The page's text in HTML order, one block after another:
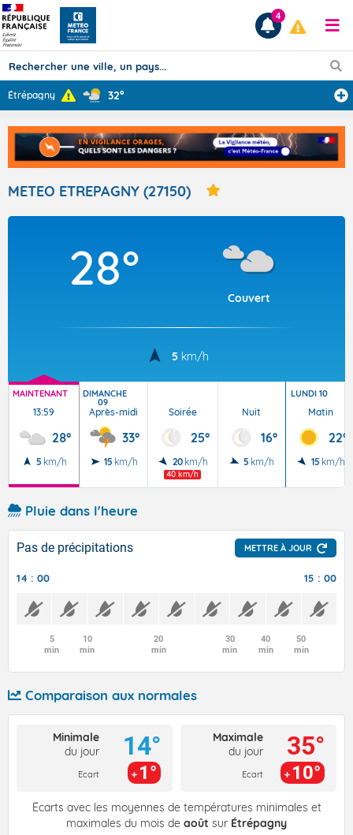
Prévisions
TOUS LES RÉSULTATS
Articles
4
Étrépagny 32°
METEO ETREPAGNY (27150)
28°
Couvert
5 km/h
MAINTENANT
13:59
28°
5 km/h
DIMANCHE
09
Après-midi
33°
15 km/h
Soirée
25°
20 km/h
40 km/h
Nuit
16°
5 km/h
LUNDI 10
Matin
22°
15 km/h
Pluie dans l'heure
Pas de précipitations METTRE À JOUR
14 : 00 15 : 00
5
min
10
min
20
min
30
min
40
min
50
min
Comparaison aux normales
Minimale
du jour
Ecart
14°
1°
Maximale
du jour
Ecart
35°
10°
Écarts avec les moyennes de températures minimales et
maximales du mois de août sur Étrépagny